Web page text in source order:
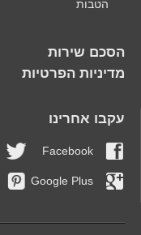
הטבות
הסכם שירות
מדיניות הפרטיות
עקבו אחרינו
Facebook
Google Plus